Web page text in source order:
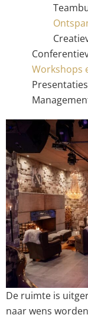
Workshops
De ruimte is
naar wens